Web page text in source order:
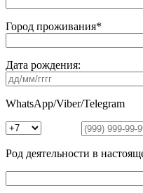
Город проживания*
Дата рождения:
WhatsApp/Viber/Telegram
Род деятельности в